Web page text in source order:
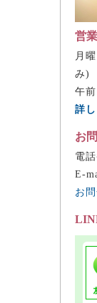
営
月
み)
午
詳
お
電
E-
お